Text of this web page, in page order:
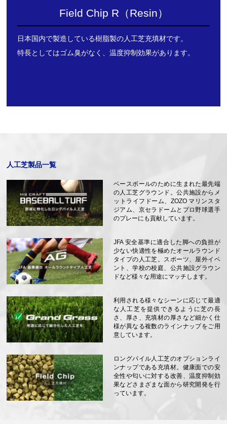
Field Chip R（Resin）
日本国内で製造している樹脂製の人工芝充填材です。
特長としてはゴム臭がなく、温度抑制効果があります。
人工芝製品一覧
ベースボールのために生まれた最先端
の人工芝グラウンド。公共施設からメ
ットライフドーム、ZOZO マリンスタ
ジアム、京セラドームとプロ野球選手
のプレーにも貢献しています。
JFA 安全基準に適合した脚への負担が
少ない快適性を極めたオールラウンド
タイプの人工芝。スポーツ、屋外イベ
ント、学校の校庭、公共施設グラウン
ドなど様々な用途にマッチします。
利用される様々なシーンに応じて最適
な人工芝を提供できるように芝の長
さ、厚さ、充填材の厚さなど細かく仕
様が異なる複数のラインナップをご用
意しています。
ロングパイル人工芝のオプションライ
ンナップである充填材。健康面での安
全性や匂いに対する改善、温度抑制効
果などさまざまな面から研究開発を行
っています。